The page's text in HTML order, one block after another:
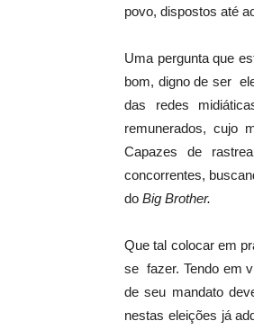
povo, dispostos até
Uma pergunta que
bom, digno de ser
das redes
remunerados, cujo
Capazes de
concorrentes,
do Big Brother.
Que tal colocar em
se fazer. Tendo em
de seu mandato
nestas eleições já